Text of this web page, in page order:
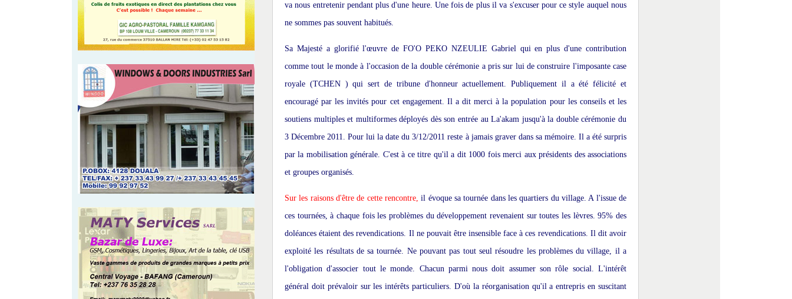
va nous entretenir pendant plus d'une heure. Une fois de plus il va s'excuser pour ce style auquel nous
ne sommes pas souvent habitués.
Sa Majesté a glorifié l'œuvre de FO'O PEKO NZEULIE Gabriel qui en plus d'une contribution
comme tout le monde à l'occasion de la double cérémonie a pris sur lui de construire l'imposante case
royale (TCHEN ) qui sert de tribune d'honneur actuellement. Publiquement il a été félicité et
encouragé par les invités pour cet engagement. Il a dit merci à la population pour les conseils et les
soutiens multiples et multiformes déployés dès son entrée au La'akam jusqu'à la double cérémonie du
3 Décembre 2011. Pour lui la date du 3/12/2011 reste à jamais graver dans sa mémoire. Il a été surpris
par la mobilisation générale. C'est à ce titre qu'il a dit 1000 fois merci aux présidents des associations
et groupes organisés.
Sur les raisons d'être de cette rencontre, il évoque sa tournée dans les quartiers du village. A l'issue de
ces tournées, à chaque fois les problèmes du développement revenaient sur toutes les lèvres. 95% des
doléances étaient des revendications. Il ne pouvait être insensible face à ces revendications. Il dit avoir
exploité les résultats de sa tournée. Ne pouvant pas tout seul résoudre les problèmes du village, il a
l'obligation d'associer tout le monde. Chacun parmi nous doit assumer son rôle social. L'intérêt
général doit prévaloir sur les intérêts particuliers. D'où la réorganisation qu'il a entrepris en suscitant